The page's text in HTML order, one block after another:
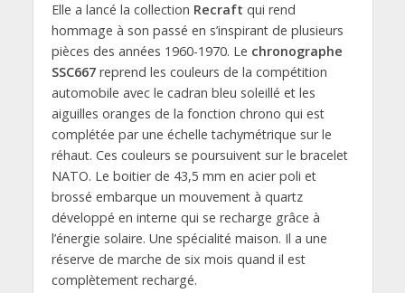
Elle a lancé la collection Recraft qui rend
hommage à son passé en s’inspirant de plusieurs
pièces des années 1960-1970. Le chronographe
SSC667reprend les couleurs de la compétition
automobile avec le cadran bleu soleillé et les
aiguilles oranges de la fonction chrono qui est
complétée par une échelle tachymétrique sur le
réhaut. Ces couleurs se poursuivent sur le bracelet
NATO. Le boitier de 43,5 mm en acier poli et
brossé embarque un mouvement à quartz
développé en interne qui se recharge grâce à
l’énergie solaire. Une spécialité maison. Il a une
réserve de marche de six mois quand il est
complètement rechargé.